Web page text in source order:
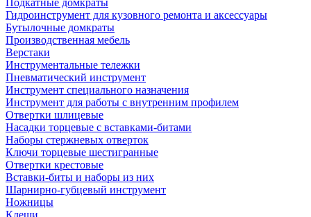
Подкатные домкраты
Гидроинструмент для кузовного ремонта и аксессуары
Бутылочные домкраты
Производственная мебель
Верстаки
Инструментальные тележки
Пневматический инструмент
Инструмент специального назначения
Инструмент для работы с внутренним профилем
Отвертки шлицевые
Насадки торцевые с вставками-битами
Наборы стержневых отверток
Ключи торцевые шестигранные
Отвертки крестовые
Вставки-биты и наборы из них
Шарнирно-губцевый инструмент
Ножницы
Клещи